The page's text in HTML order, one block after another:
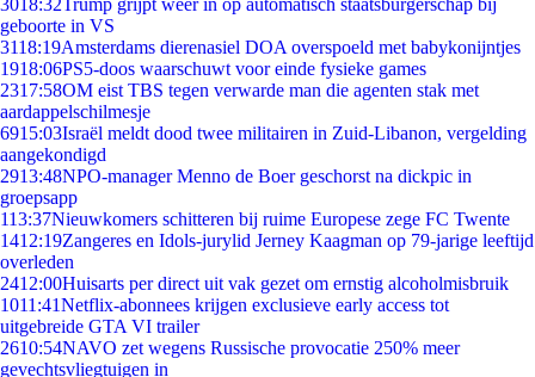
3018:32Trump grijpt weer in op automatisch staatsburgerschap bij
geboorte in VS
3118:19Amsterdams dierenasiel DOA overspoeld met babykonijntjes
1918:06PS5-doos waarschuwt voor einde fysieke games
2317:58OM eist TBS tegen verwarde man die agenten stak met
aardappelschilmesje
6915:03Israël meldt dood twee militairen in Zuid-Libanon, vergelding
aangekondigd
2913:48NPO-manager Menno de Boer geschorst na dickpic in
groepsapp
113:37Nieuwkomers schitteren bij ruime Europese zege FC Twente
1412:19Zangeres en Idols-jurylid Jerney Kaagman op 79-jarige leeftijd
overleden
2412:00Huisarts per direct uit vak gezet om ernstig alcoholmisbruik
1011:41Netflix-abonnees krijgen exclusieve early access tot
uitgebreide GTA VI trailer
2610:54NAVO zet wegens Russische provocatie 250% meer
gevechtsvliegtuigen in